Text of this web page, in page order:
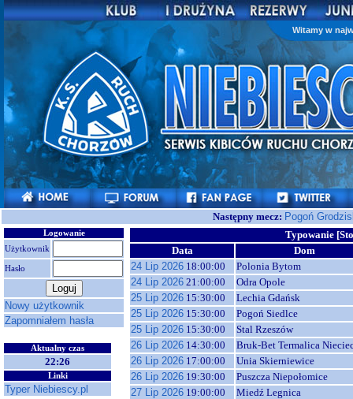
Witamy w
Następny mecz: Pogoń
Logowanie
Użytkownik
Hasło
Nowy użytkownik
Zapomniałem hasła
Aktualny czas
22:26
Linki
Typer Niebiescy.pl
Typowanie
Data
Dom
24 Lip 2026 18:00:00
Polonia Bytom
24 Lip 2026 21:00:00
Odra Opole
25 Lip 2026 15:30:00
Lechia Gdańsk
25 Lip 2026 15:30:00
Pogoń Siedlce
25 Lip 2026 15:30:00
Stal Rzeszów
26 Lip 2026 14:30:00
Bruk-Bet Termalica
26 Lip 2026 17:00:00
Unia Skierniewice
26 Lip 2026 19:30:00
Puszcza Niepołomice
27 Lip 2026 19:00:00
Miedź Legnica